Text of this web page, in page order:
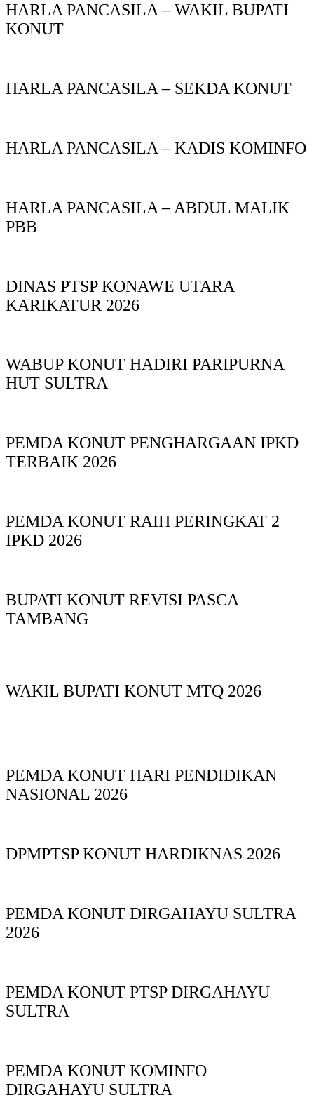
HARLA PANCASILA – WAKIL BUPATI
KONUT
HARLA PANCASILA – SEKDA KONUT
HARLA PANCASILA – KADIS KOMINFO
HARLA PANCASILA – ABDUL MALIK
PBB
DINAS PTSP KONAWE UTARA
KARIKATUR 2026
WABUP KONUT HADIRI PARIPURNA
HUT SULTRA
PEMDA KONUT PENGHARGAAN IPKD
TERBAIK 2026
PEMDA KONUT RAIH PERINGKAT 2
IPKD 2026
BUPATI KONUT REVISI PASCA
TAMBANG
WAKIL BUPATI KONUT MTQ 2026
PEMDA KONUT HARI PENDIDIKAN
NASIONAL 2026
DPMPTSP KONUT HARDIKNAS 2026
PEMDA KONUT DIRGAHAYU SULTRA
2026
PEMDA KONUT PTSP DIRGAHAYU
SULTRA
PEMDA KONUT KOMINFO
DIRGAHAYU SULTRA